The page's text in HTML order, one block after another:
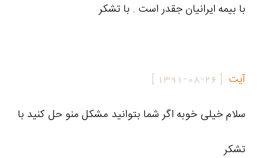
با بیمه ایرانیان جقدر است . با تشکر
آیت [
1391-08-26
]
سلام خیلی خوبه اگر شما بتوانید مشکل منو حل کنید با
تشکر